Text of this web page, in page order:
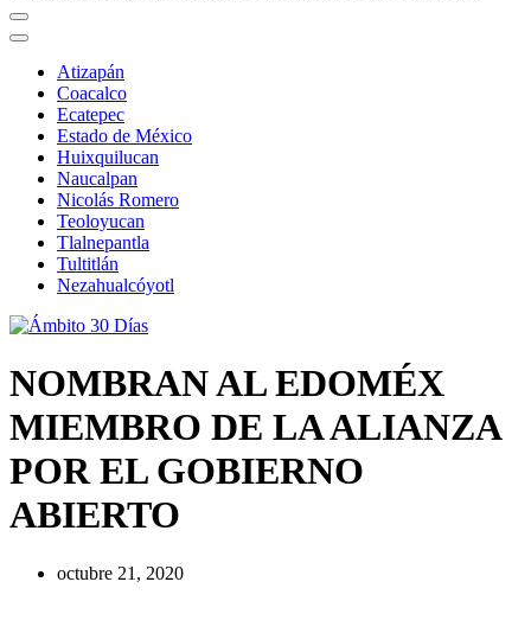
Atizapán
Coacalco
Ecatepec
Estado de México
Huixquilucan
Naucalpan
Nicolás Romero
Teoloyucan
Tlalnepantla
Tultitlán
Nezahualcóyotl
NOMBRAN AL EDOMÉX
MIEMBRO DE LA ALIANZA
POR EL GOBIERNO
ABIERTO
octubre 21, 2020